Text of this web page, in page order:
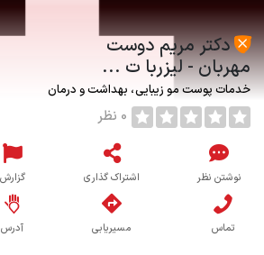
دکتر مریم دوست
مهربان - لیزربا ت ...
خدمات پوست مو زیبایی بهداشت و درمان
0 نظر
نوشتن نظر اشتراک گذاری گزارش
تماس مسیریابی آدرس